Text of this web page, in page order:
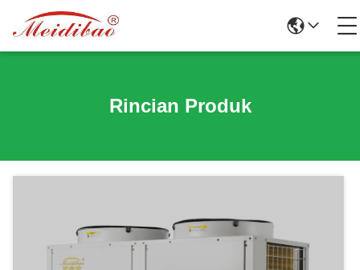
Rincian Produk